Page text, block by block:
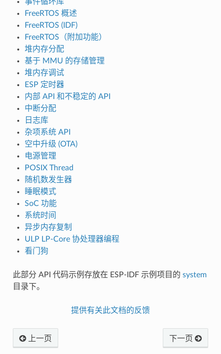
FreeRTOS 概述
FreeRTOS (IDF)
FreeRTOS（附加功能）
堆内存分配
基于 MMU 的存储管理
堆内存调试
ESP 定时器
内部 API 和不稳定的 API
中断分配
日志库
杂项系统 API
空中升级 (OTA)
电源管理
POSIX Thread
随机数发生器
睡眠模式
SoC 功能
系统时间
异步内存复制
ULP LP-Core 协处理器编程
看门狗
此部分 API 代码示例存放在 ESP-IDF 示例项目的 system
目录下。
提供有关此文档的反馈
上一页 下一页